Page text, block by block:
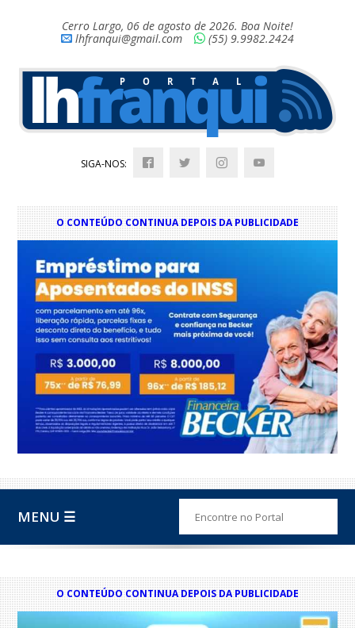
Cerro Largo, 06 de agosto de 2026. Boa Noite!
lhfranqui@gmail.com
(55) 9.9982.2424
SIGA-NOS:
O CONTEÚDO CONTINUA DEPOIS DA PUBLICIDADE
MENU ☰
O CONTEÚDO CONTINUA DEPOIS DA PUBLICIDADE